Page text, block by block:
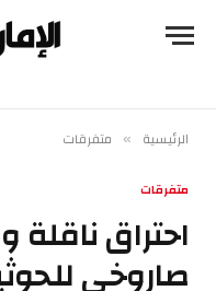
الرئيسية » متفرقات
متفرقات
احتراق
صاروخي